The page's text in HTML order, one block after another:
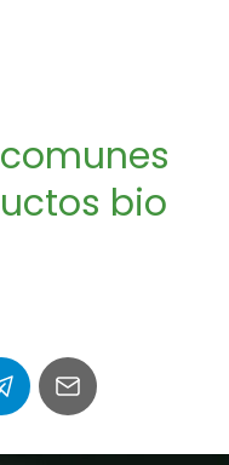
bio